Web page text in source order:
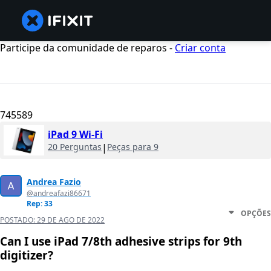
Participe da comunidade de reparos - Criar conta
745589
iPad 9 Wi-Fi
20 Perguntas | Peças para 9
Andrea Fazio
@andreafazi86671
Rep: 33
POSTADO:29 DE AGO DE 2022
OPÇÕES
Can I use iPad 7/8th adhesive strips for 9th
digitizer?